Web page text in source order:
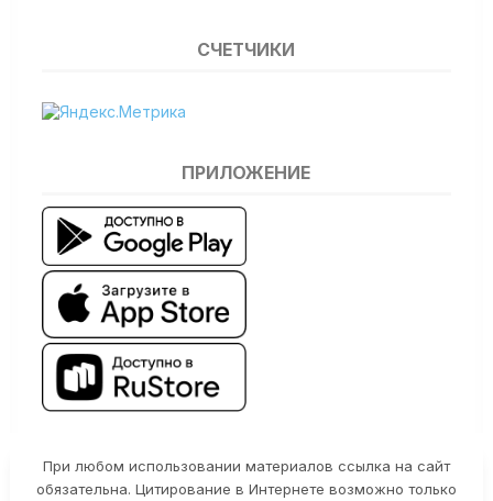
СЧЕТЧИКИ
ПРИЛОЖЕНИЕ
При любом использовании материалов ссылка на сайт
обязательна. Цитирование в Интернете возможно только